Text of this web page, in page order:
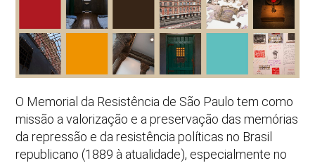
O Memorial da Resistência de São Paulo tem como
missão a valorização e a preservação das memórias
da repressão e da resistência políticas no Brasil
republicano (1889 à atualidade), especialmente no